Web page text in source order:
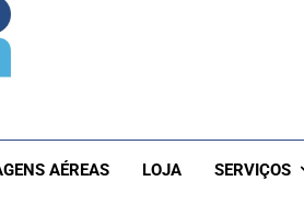
AÉREAS LOJA SERVIÇOS